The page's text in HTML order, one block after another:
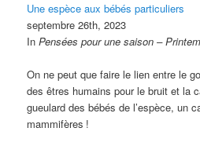
Une espèce aux bébés particuliers
septembre 26th, 2023
InPensées pour une saison –
On ne peut que faire le lien entre le
des êtres humains pour le bruit et la
gueulard des bébés de l’espèce, un
mammifères !